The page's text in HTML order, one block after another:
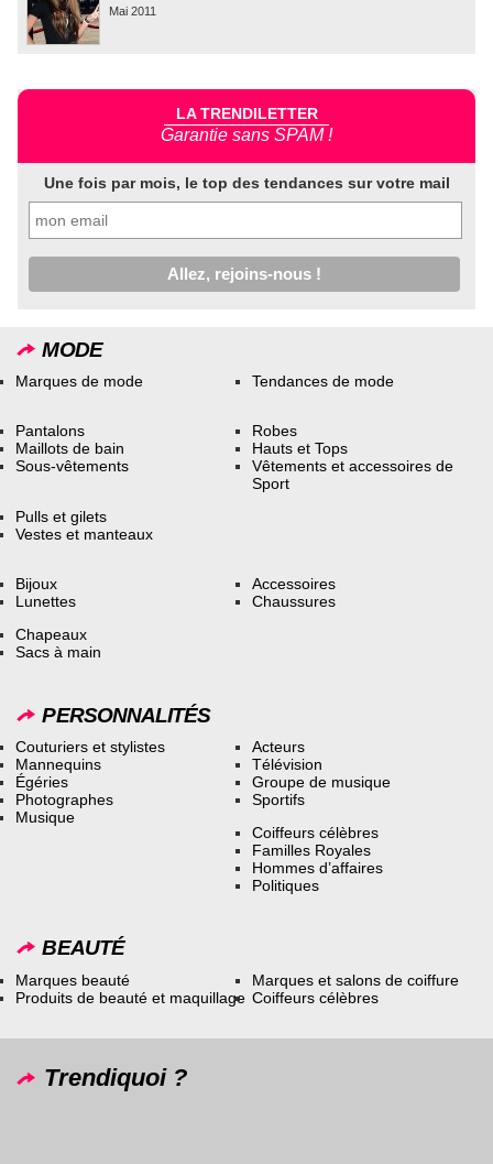
Mai 2011
LA TRENDILETTER
Garantie sans SPAM !
Une fois par mois, le top des tendances sur votre mail
MODE
Marques de mode Tendances de mode
Pantalons
Maillots de bain
Sous-vêtements
Robes
Hauts et Tops
Vêtements et accessoires de
Sport
Pulls et gilets
Vestes et manteaux
Bijoux
Lunettes
Accessoires
Chaussures
Chapeaux
Sacs à main
PERSONNALITÉS
Couturiers et stylistes
Mannequins
Égéries
Photographes
Musique
Acteurs
Télévision
Groupe de musique
Sportifs
Coiffeurs célèbres
Familles Royales
Hommes d’affaires
Politiques
BEAUTÉ
Marques beauté
Produits de beauté et maquillage
Marques et salons de coiffure
Coiffeurs célèbres
Trendiquoi ?